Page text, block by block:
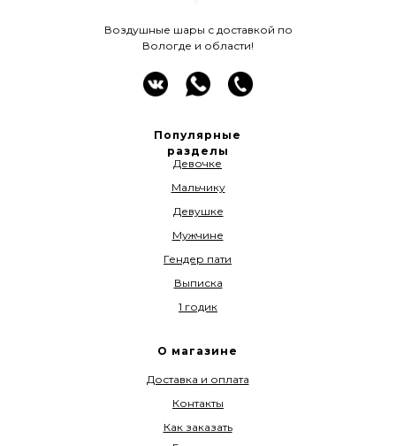
Воздушные шары с доставкой по
Вологде и области!
О магазине
Доставка и оплата
Контакты
Как заказать
Популярные
разделы
Девочке
Мальчику
Девушке
Мужчине
Гендер пати
Выписка
1 годик